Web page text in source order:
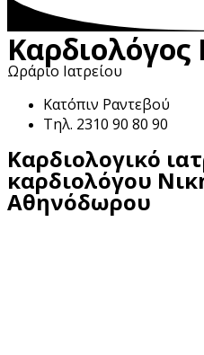
Καρδιολόγος
Ωράριο Ιατρείου
Κατόπιν Ραντεβού
Τηλ. 2310 90 80 90
Καρδιολογικό
καρδιολόγου
Αθηνόδωρου